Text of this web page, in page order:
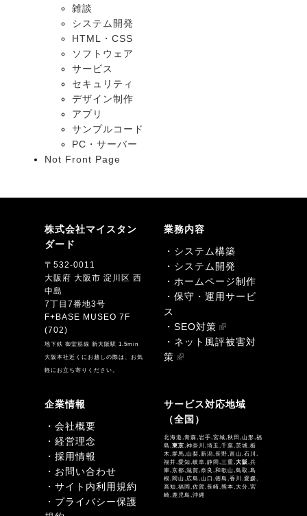
雑談
システム開発
HTML・CSS
ソフトウェア
サービス
セキュリティ
デザイン制作
アプリ
サンプルコード
PC・サーバー
Not Front Page
株式会社マイスタン
ダード
〒532-0011
大阪府 大阪市 淀川区 西
中島
7丁目7番地3号
F+BASE MUSEO 7F
(702)
地下鉄 御堂筋線 新大阪駅 1.5min
大阪本社近くにお越しの際は、お気
軽にお立ち寄りください。
業務内容
・システム構築
・システム開発
・ホームページ制作
・保守・運用サービ
ス
・SEO対策
・ネット風評被害対
策
企業情報
・会社概要
・経営理念
・採用情報
・お問い合わせ
・サイト内利用規約
・プライバシー保護
サービス対応地域
（全国）
北海道,青森,岩手,宮城,秋田,山形,福
島,東京,神奈川,埼玉,千葉,茨城,栃
木,群馬,山梨,新潟,長野,富山,石川,
福井,愛知,岐阜,静岡,三重,大阪,兵
庫,京都,滋賀,奈良,和歌山,鳥取,島
根,岡山,広島,山口,徳島,香川,愛媛,
高知,福岡,佐賀,長崎,熊本,大分,宮
崎,鹿児島,沖縄